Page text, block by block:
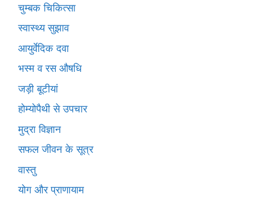
चुम्बक चिकित्सा
स्वास्थ्य सुझाव
आयुर्वेदिक दवा
भस्म व रस औषधि
जड़ी बूटीयां
होम्योपैथी से उपचार
मुद्रा विज्ञान
सफल जीवन के सूत्र
वास्तु
योग और प्राणायाम